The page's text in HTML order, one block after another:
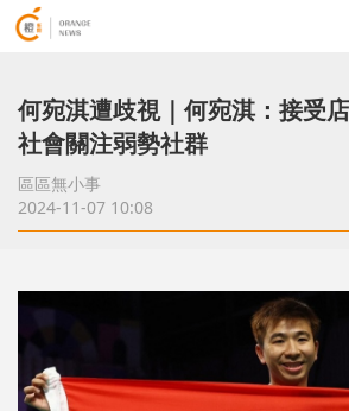
何宛淇遭歧視｜何宛淇：接受
社會關注弱勢社群
區區無小事
2024-11-07 10:08